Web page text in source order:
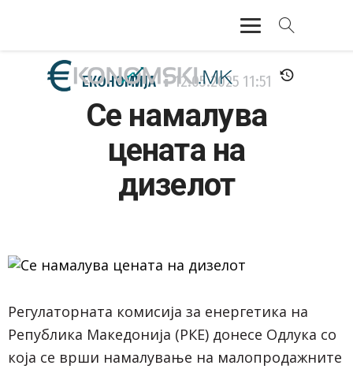
АКТУЕЛНО
ЕКОНОМИЈА
ФИНАНСИИ
БАНКАРСТВО
МОЗАИК
ЕКОНОМИЈА 12.05.2025 11:51
Се намалува
цената на
дизелот
Регулаторната комисија за енергетика на
Република Македонија (РКЕ) донесе Одлука со
која се врши намалување на малопродажните